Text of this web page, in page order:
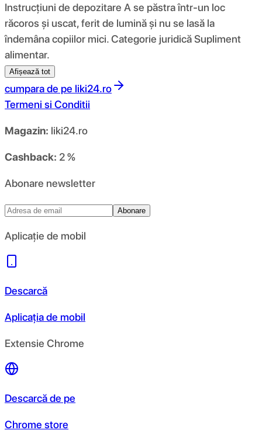
Instrucțiuni de depozitare A se păstra într-un loc
răcoros și uscat, ferit de lumină și nu se lasă la
îndemâna copiilor mici. Categorie juridică Supliment
alimentar.
Afișează tot
cumpara de pe liki24.ro
Termeni si Conditii
Magazin: liki24.ro
Cashback: 2 %
Abonare newsletter
Abonare
Aplicație de mobil
Descarcă
Aplicația de mobil
Extensie Chrome
Descarcă de pe
Chrome store